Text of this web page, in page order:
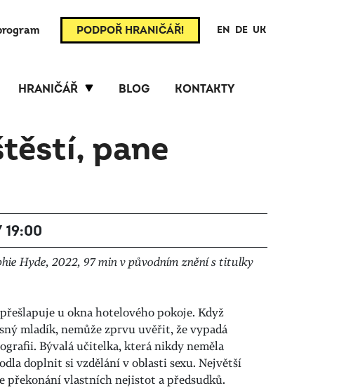
PODPOŘ HRANIČÁŘ! EN DE UK
HRANIČÁŘ BLOG KONTAKTY
pane
19:00
Hyde, 2022, 97 min v původním znění s titulky
u okna hotelového pokoje. Když
mladík, nemůže zprvu uvěřit, že vypadá
Bývalá učitelka, která nikdy neměla
doplnit si vzdělání v oblasti sexu. Největší
překonání vlastních nejistot a předsudků.